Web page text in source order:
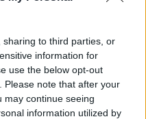
to third parties, or
information for
use the below opt-out
Please note that after your
may continue seeing
information utilized by